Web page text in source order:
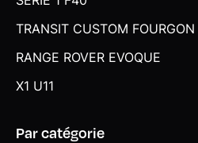
TRANSIT CUSTOM FOURGON
RANGE ROVER EVOQUE
X1 U11
Par catégorie